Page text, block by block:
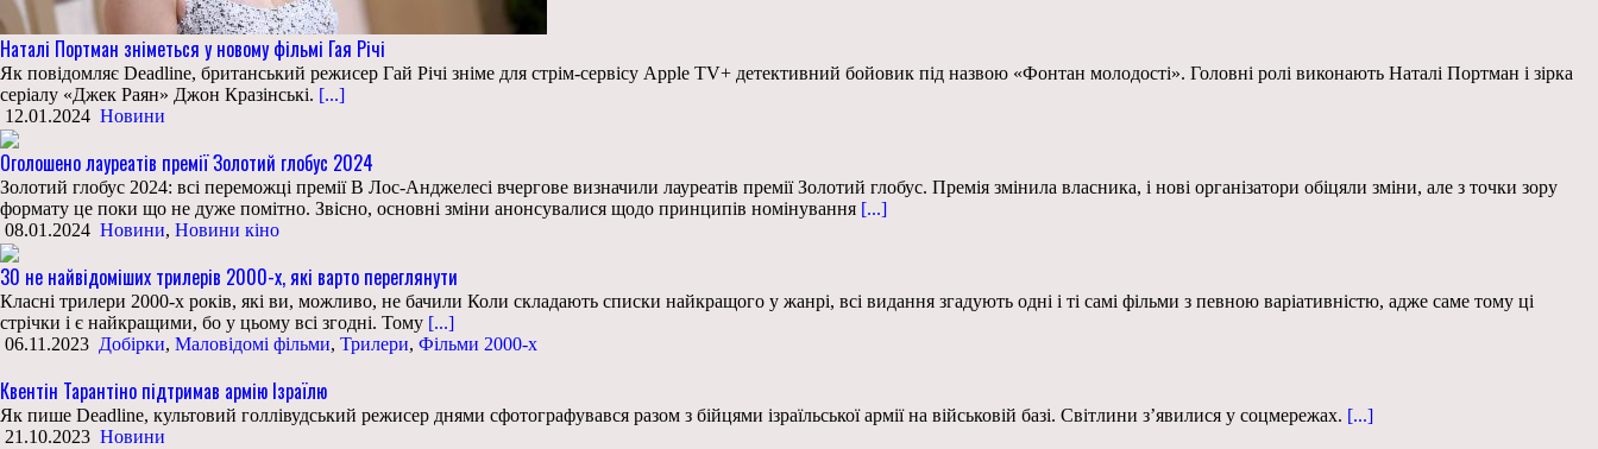
Наталі Портман зніметься у новому фільмі Гая Річі
Як повідомляє Deadline, британський режисер Гай Річі зніме для стрім-сервісу Apple TV+ детективний бойовик під назвою «Фонтан молодості». Головні ролі виконають Наталі Портман і зірка
серіалу «Джек Раян» Джон Кразінські. [...]
12.01.2024 Новини
Оголошено лауреатів премії Золотий глобус 2024
Золотий глобус 2024: всі переможці премії В Лос-Анджелесі вчергове визначили лауреатів премії Золотий глобус. Премія змінила власника, і нові організатори обіцяли зміни, але з точки зору
формату це поки що не дуже помітно. Звісно, основні зміни анонсувалися щодо принципів номінування [...]
08.01.2024 Новини, Новини кіно
30 не найвідоміших трилерів 2000-х, які варто переглянути
Класні трилери 2000-х років, які ви, можливо, не бачили Коли складають списки найкращого у жанрі, всі видання згадують одні і ті самі фільми з певною варіативністю, адже саме тому ці
стрічки і є найкращими, бо у цьому всі згодні. Тому [...]
06.11.2023 Добірки, Маловідомі фільми, Трилери, Фільми 2000-х
Квентін Тарантіно підтримав армію Ізраїлю
Як пише Deadline, культовий голлівудський режисер днями сфотографувався разом з бійцями ізраїльської армії на військовій базі. Світлини з’явилися у соцмережах. [...]
21.10.2023 Новини